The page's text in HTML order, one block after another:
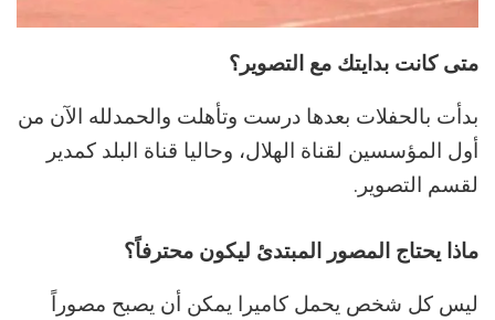
متى كانت بدايتك مع التصوير؟
بدأت بالحفلات بعدها درست وتأهلت والحمدلله الآن من
أول المؤسسين لقناة الهلال، وحاليا قناة البلد كمدير
لقسم التصوير.
ماذا يحتاج المصور المبتدئ ليكون محترفاً؟
ليس كل شخص يحمل كاميرا يمكن أن يصبح مصوراً